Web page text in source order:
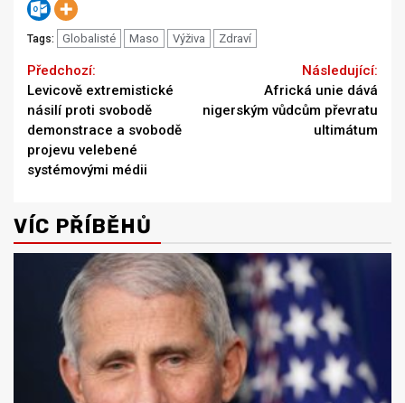
Tags: Globalisté Maso Výživa Zdraví
Continue
Reading
Levicově extremistické
násilí proti svobodě
demonstrace a svobodě
projevu velebené
systémovými médii
Africká unie dává
nigerským vůdcům převratu
ultimátum
VÍC PŘÍBĚHŮ